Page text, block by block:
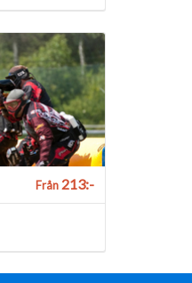
Från213:-